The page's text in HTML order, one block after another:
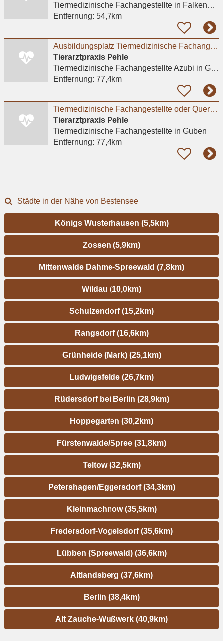
Tiermedizinische Fachangestelltein Falkensee
Entfernung: 54,7km
Ausbildungsplatz Tiermedizinische Fachangestellte (m/w/d) in Guben
Tierarztpraxis Pehle
Tiermedizinische Fachangestellte Azubi in Guben
Entfernung: 77,4km
Tiermedizinische Fachangestellte oder Quereinsteiger (m/w/d) in Teilzeit (30 Stunden) in Guben
Tierarztpraxis Pehle
Tiermedizinische Fachangestelltein Guben
Entfernung: 77,4km
Städte in der Nähe von Bestensee
Königs Wusterhausen (5,5km)
Zossen (5,9km)
Mittenwalde Dahme-Spreewald (7,8km)
Wildau (10,0km)
Schulzendorf (15,2km)
Rangsdorf (16,6km)
Grünheide (Mark) (25,1km)
Ludwigsfelde (26,7km)
Rüdersdorf bei Berlin (28,9km)
Hoppegarten (30,2km)
Fürstenwalde/Spree (31,8km)
Teltow (32,5km)
Petershagen/Eggersdorf (34,3km)
Kleinmachnow (35,5km)
Fredersdorf-Vogelsdorf (35,6km)
Lübben (Spreewald) (36,6km)
Altlandsberg (37,6km)
Berlin (38,4km)
Alt Zauche-Wußwerk (40,9km)